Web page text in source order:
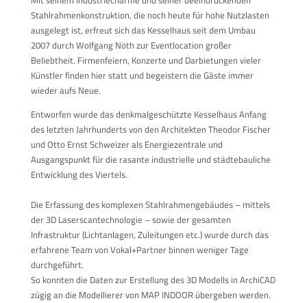
Stahlrahmenkonstruktion, die noch heute für hohe Nutzlasten
ausgelegt ist, erfreut sich das Kesselhausseit dem Umbau
2007 durch Wolfgang Nöth zur Eventlocation großer
Beliebtheit. Firmenfeiern, Konzerte und Darbietungen vieler
Künstlerfinden hier statt und begeistern die Gäste immer
wieder aufs Neue.
Entworfen wurde das denkmalgeschützte Kesselhaus Anfang
des letzten Jahrhunderts von den Architekten Theodor Fischer
und Otto Ernst Schweizer als Energiezentrale und
Ausgangspunkt für die rasante industrielle und städtebauliche
Entwicklung des Viertels.
Die Erfassung des komplexen Stahlrahmengebäudes – mittels
der 3D Laserscantechnologie – sowie der gesamten
Infrastruktur (Lichtanlagen, Zuleitungen etc.) wurde durch das
erfahrene Team von Vokal+Partner binnen weniger Tage
durchgeführt.
So konnten die Daten zur Erstellung des 3D Modells in ArchiCAD
zügig an die Modellierer von MAP INDOOR übergeben werden.